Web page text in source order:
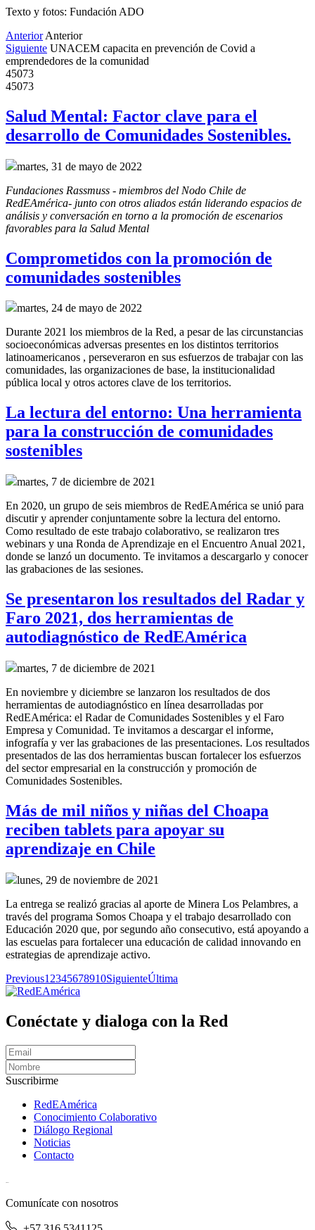
Texto y fotos: Fundación ADO
Anterior Anterior
Siguiente UNACEM capacita en prevención de Covid a
emprendedores de la comunidad
45073
45073
Salud Mental: Factor clave para el
desarrollo de Comunidades Sostenibles.
martes, 31 de mayo de 2022
Fundaciones Rassmuss - miembros del Nodo Chile de
RedEAmérica- junto con otros aliados están liderando espacios de
análisis y conversación en torno a la promoción de escenarios
favorables para la Salud Mental
Comprometidos con la promoción de
comunidades sostenibles
martes, 24 de mayo de 2022
Durante 2021 los miembros de la Red, a pesar de las circunstancias
socioeconómicas adversas presentes en los distintos territorios
latinoamericanos , perseveraron en sus esfuerzos de trabajar con las
comunidades, las organizaciones de base, la institucionalidad
pública local y otros actores clave de los territorios.
La lectura del entorno: Una herramienta
para la construcción de comunidades
sostenibles
martes, 7 de diciembre de 2021
En 2020, un grupo de seis miembros de RedEAmérica se unió para
discutir y aprender conjuntamente sobre la lectura del entorno.
Como resultado de este trabajo colaborativo, se realizaron tres
webinars y una Ronda de Aprendizaje en el Encuentro Anual 2021,
donde se lanzó un documento. Te invitamos a descargarlo y conocer
las grabaciones de las sesiones.
Se presentaron los resultados del Radar y
Faro 2021, dos herramientas de
autodiagnóstico de RedEAmérica
martes, 7 de diciembre de 2021
En noviembre y diciembre se lanzaron los resultados de dos
herramientas de autodiagnóstico en línea desarrolladas por
RedEAmérica: el Radar de Comunidades Sostenibles y el Faro
Empresa y Comunidad. Te invitamos a descargar el informe,
infografía y ver las grabaciones de las presentaciones. Los resultados
presentados de las dos herramientas buscan fortalecer los esfuerzos
del sector empresarial en la construcción y promoción de
Comunidades Sostenibles.
Más de mil niños y niñas del Choapa
reciben tablets para apoyar su
aprendizaje en Chile
lunes, 29 de noviembre de 2021
La entrega se realizó gracias al aporte de Minera Los Pelambres, a
través del programa Somos Choapa y el trabajo desarrollado con
Educación 2020 que, por segundo año consecutivo, está apoyando a
las escuelas para fortalecer una educación de calidad innovando en
estrategias de aprendizaje activo.
Previous1 2345678910SiguienteÚltima
Conéctate y dialoga con la Red
Suscribirme
RedEAmérica
Conocimiento Colaborativo
Diálogo Regional
Noticias
Contacto
Comunícate con nosotros